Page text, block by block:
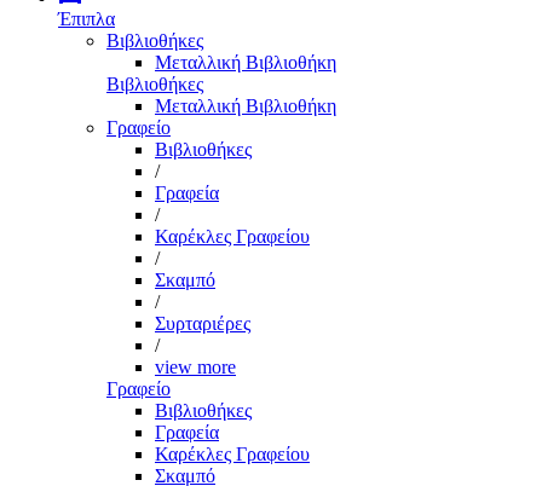
Έπιπλα
Βιβλιοθήκες
Μεταλλική Βιβλιοθήκη
Βιβλιοθήκες
Μεταλλική Βιβλιοθήκη
Γραφείο
Βιβλιοθήκες
/
Γραφεία
/
Καρέκλες Γραφείου
/
Σκαμπό
/
Συρταριέρες
/
view more
Γραφείο
Βιβλιοθήκες
Γραφεία
Καρέκλες Γραφείου
Σκαμπό